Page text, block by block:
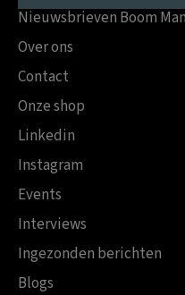
Nieuwsbrieven Boom
Over ons
Contact
Onze shop
Linkedin
Instagram
Events
Interviews
Ingezonden berichten
Blogs